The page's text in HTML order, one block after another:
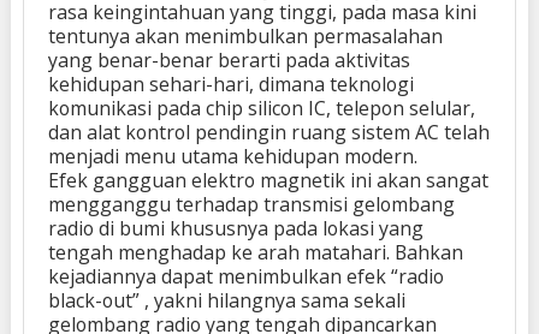
rasa keingintahuan yang tinggi, pada masa kini
tentunya akan menimbulkan permasalahan
yang benar-benar berarti pada aktivitas
kehidupan sehari-hari, dimana teknologi
komunikasi pada chip silicon IC, telepon selular,
dan alat kontrol pendingin ruang sistem AC telah
menjadi menu utama kehidupan modern.
Efek gangguan elektro magnetik ini akan sangat
mengganggu terhadap transmisi gelombang
radio di bumi khususnya pada lokasi yang
tengah menghadap ke arah matahari. Bahkan
kejadiannya dapat menimbulkan efek “radio
black-out” , yakni hilangnya sama sekali
gelombang radio yang tengah dipancarkan